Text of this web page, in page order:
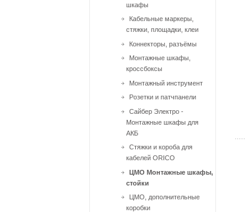
шкафы
Кабельные маркеры,
стяжки, площадки, клеи
Коннекторы, разъёмы
Монтажные шкафы,
кроссбоксы
Монтажный инcтрумент
Розетки и патчпанели
Сайбер Электро -
Монтажные шкафы для
АКБ
Стяжки и короба для
кабелей ORICO
ЦМО Монтажные шкафы,
стойки
ЦМО, дополнительные
коробки